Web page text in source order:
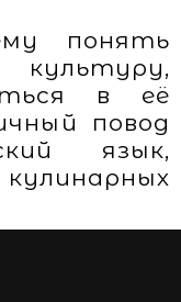
понять
в её
повод
язык,